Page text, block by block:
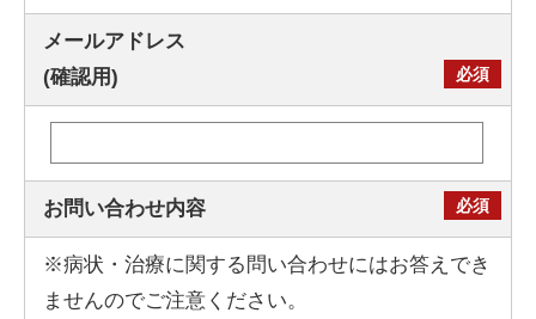
メールアドレス
(確認用)
お問い合わせ内容
※病状・治療に関する問い合わせにはお答えでき
ませんのでご注意ください。